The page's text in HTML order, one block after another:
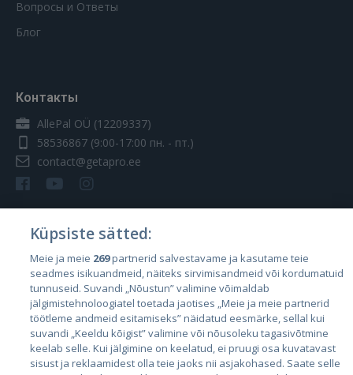
Вопросы и Ответы
Блог
Контакты
AllePal OÜ (12209337)
58536867 (9:00-17:00 пн. - пт.)
contact@getapro.ee
Страны
Эстония
Латвия
Литва
Küpsiste sätted:
Meie ja meie 269partnerid salvestavame ja kasutame teie
seadmes isikuandmeid, näiteks sirvimisandmeid või kordumatuid
tunnuseid. Suvandi „Nõustun” valimine võimaldab
jälgimistehnoloogiatel toetada jaotises „Meie ja meie partnerid
töötleme andmeid esitamiseks” näidatud eesmärke, sellal kui
suvandi „Keeldu kõigist” valimine või nõusoleku tagasivõtmine
keelab selle. Kui jälgimine on keelatud, ei pruugi osa kuvatavast
sisust ja reklaamidest olla teie jaoks nii asjakohased. Saate selle